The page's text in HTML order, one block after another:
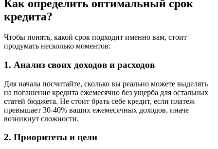
Как определить оптимальный срок
кредита?
Чтобы понять, какой срок подходит именно вам, стоит
продумать несколько моментов:
1. Анализ своих доходов и расходов
Для начала посчитайте, сколько вы реально можете выделять
на погашение кредита ежемесячно без ущерба для остальных
статей бюджета. Не стоит брать себе кредит, если платеж
превышает 30-40% ваших ежемесячных доходов, иначе
возникнут сложности.
2. Приоритеты и цели